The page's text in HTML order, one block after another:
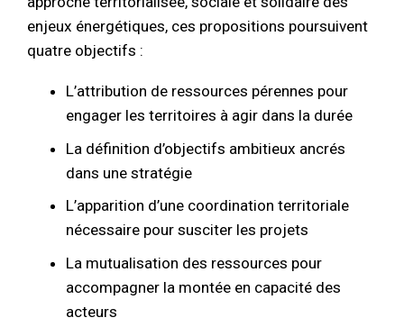
enjeux énergétiques, ces propositions poursuivent
quatre objectifs :
L’attribution de ressources pérennes pour
engager les territoires à agir dans la durée
La définition d’objectifs ambitieux ancrés
dans une stratégie
L’apparition d’une coordination territoriale
nécessaire pour susciter les projets
La mutualisation des ressources pour
accompagner la montée en capacité des
acteurs